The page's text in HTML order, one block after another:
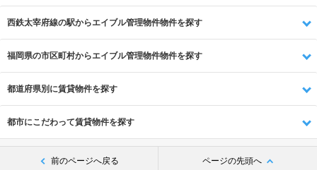
西鉄太宰府線の駅からエイブル管理物件物件を探す
福岡県の市区町村からエイブル管理物件物件を探す
都道府県別に賃貸物件を探す
都市にこだわって賃貸物件を探す
前のページへ戻る ページの先頭へ